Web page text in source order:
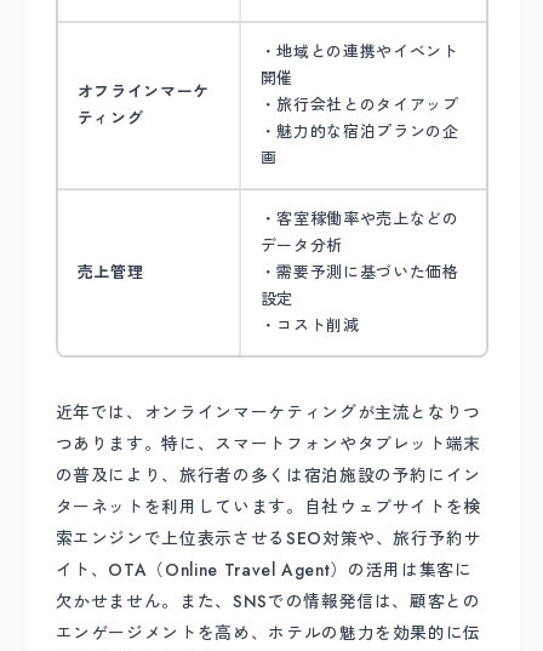
オフラインマーケ
ティング
・地域との連携やイベント
開催
・旅行会社とのタイアップ
・魅力的な宿泊プランの企
画
売上管理
・客室稼働率や売上などの
データ分析
・需要予測に基づいた価格
設定
・コスト削減
近年では、オンラインマーケティングが主流となりつ
つあります。特に、スマートフォンやタブレット端末
の普及により、旅行者の多くは宿泊施設の予約にイン
ターネットを利用しています。自社ウェブサイトを検
索エンジンで上位表示させるSEO対策や、旅行予約サ
イト、OTA（Online Travel Agent）の活用は集客に
欠かせません。また、SNSでの情報発信は、顧客との
エンゲージメントを高め、ホテルの魅力を効果的に伝